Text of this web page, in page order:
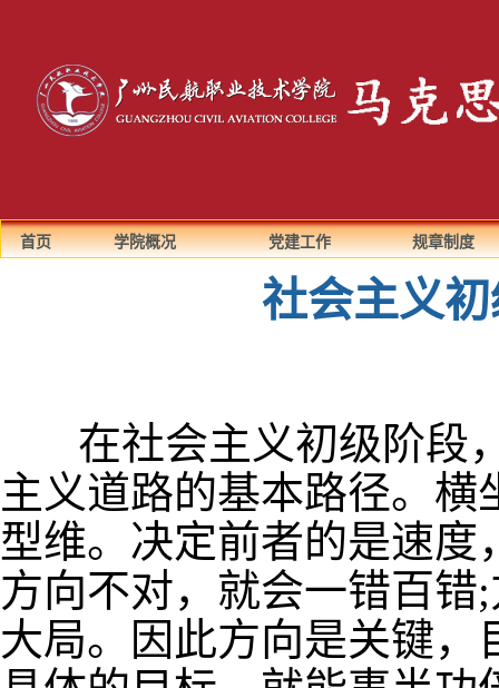
首页 学院概况 党建工作 规章制度
社会主义
在社会主义初级阶段
主义道路的基本路径。
型维。决定前者的是速
方向不对，就会一错百错;
大局。因此方向是关键